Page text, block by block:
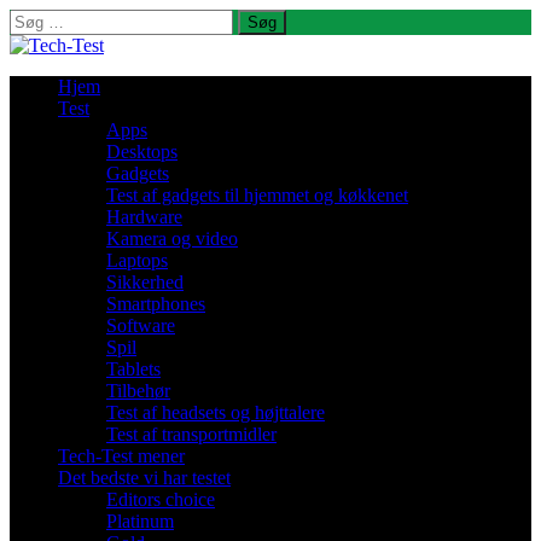
Søg
efter:
Hjem
Test
Apps
Desktops
Gadgets
Test af gadgets til hjemmet og køkkenet
Hardware
Kamera og video
Laptops
Sikkerhed
Smartphones
Software
Spil
Tablets
Tilbehør
Test af headsets og højttalere
Test af transportmidler
Tech-Test mener
Det bedste vi har testet
Editors choice
Platinum